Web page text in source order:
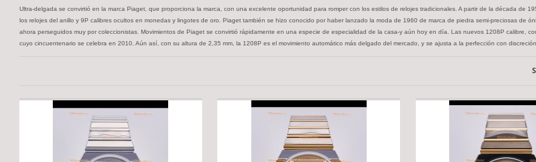
Ultra-delgada se convirtió en la marca Piaget, que proporciona la marca, con una excelente oportunidad para romper con los estilos de relojes tradicionales. A partir de la década de
los relojes del anillo y 9P calibres ocultos en monedas y lingotes de oro. Piaget también se hizo conocido por haber lanzado la moda de 1960 de marca de piedra semi-preciosas de
ahora perseguidos muy por coleccionistas. Movimientos de Piaget se convirtió rápidamente en una especie de especialidad de la casa-y aún hoy en día. Las nuevos 1208P calibre,
cuyo cincuentenario se celebra en 2010. Aún así, con su altura de 2,35 mm, la 1208P es el movimiento automático más delgado del mercado, y se ajusta a la perfección con